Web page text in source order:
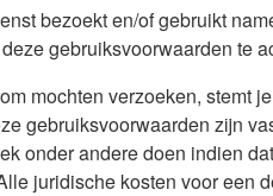
bezoekt en/of gebruikt
gebruiksvoorwaarden te
mochten verzoeken, stemt
gebruiksvoorwaarden zijn
onder andere doen indien
juridische kosten voor een